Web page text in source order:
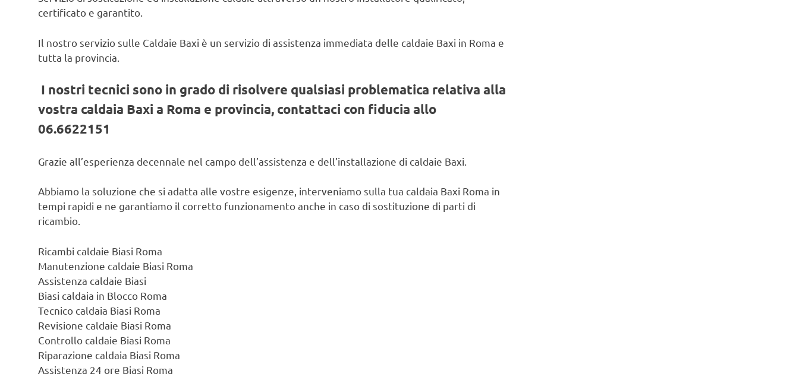
certificato e garantito.
Il nostro servizio sulle Caldaie Baxi è un servizio di assistenza immediata delle caldaie Baxi in Roma e
tutta la provincia.
I nostri tecnici sono in grado di risolvere qualsiasi problematica relativa alla
vostra caldaia Baxi a Roma e provincia, contattaci con fiducia allo
06.6622151
Grazie all’esperienza decennale nel campo dell’assistenza e dell’installazione di caldaie Baxi.
Abbiamo la soluzione che si adatta alle vostre esigenze, interveniamo sulla tua caldaia Baxi Roma in
tempi rapidi e ne garantiamo il corretto funzionamento anche in caso di sostituzione di parti di
ricambio.
Ricambi caldaie Biasi Roma
Manutenzione caldaie Biasi Roma
Assistenza caldaie Biasi
Biasi caldaia in Blocco Roma
Tecnico caldaia Biasi Roma
Revisione caldaie Biasi Roma
Controllo caldaie Biasi Roma
Riparazione caldaia Biasi Roma
Assistenza 24 ore Biasi Roma